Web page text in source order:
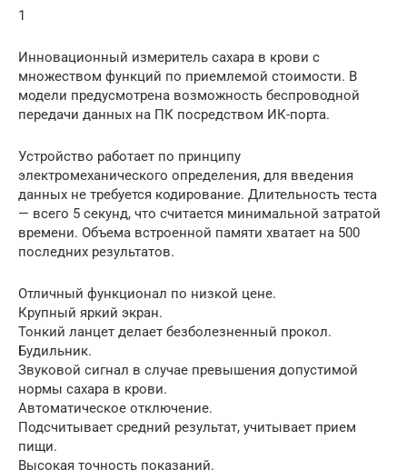
1
Инновационный измеритель сахара в крови с
множеством функций по приемлемой стоимости. В
модели предусмотрена возможность беспроводной
передачи данных на ПК посредством ИК-порта.
Устройство работает по принципу
электромеханического определения, для введения
данных не требуется кодирование. Длительность теста
— всего 5 секунд, что считается минимальной затратой
времени. Объема встроенной памяти хватает на 500
последних результатов.
Отличный функционал по низкой цене.
Крупный яркий экран.
Тонкий ланцет делает безболезненный прокол.
Будильник.
Звуковой сигнал в случае превышения допустимой
нормы сахара в крови.
Автоматическое отключение.
Подсчитывает средний результат, учитывает прием
пищи.
Высокая точность показаний.